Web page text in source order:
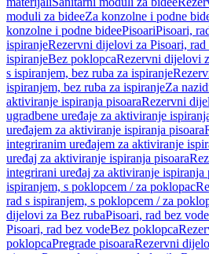
moduli za bideeZa konzolne i podne
konzolne i podne bideePisoariPisoari,
ispiranjeRezervni dijelovi za Pisoari, rad
ispiranjeBez poklopcaRezervni dijelovi
s ispiranjem, bez ruba za ispiranje
ispiranjem, bez ruba za ispiranjeZa
aktiviranje ispiranja pisoaraRezervni
ugradbene uređaje za aktiviranje
uređajem za aktiviranje ispiranja pisoara
integriranim uređajem za aktiviranje
uređaj za aktiviranje ispiranja pisoara
integrirani uređaj za aktiviranje ispiranja
ispiranjem, s poklopcem / za poklopac
rad s ispiranjem, s poklopcem / za
dijelovi za Bez rubaPisoari, rad bez vode
Pisoari, rad bez vodeBez poklopca
poklopcaPregrade pisoaraRezervni